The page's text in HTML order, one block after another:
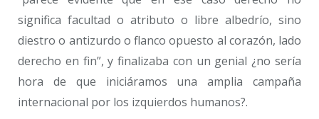
significa facultad o atributo o libre albedrío, sino
diestro o antizurdo o flanco opuesto al corazón, lado
derecho en fin”, y finalizaba con un genial ¿no sería
hora de que iniciáramos una amplia campaña
internacional por los izquierdos humanos?.